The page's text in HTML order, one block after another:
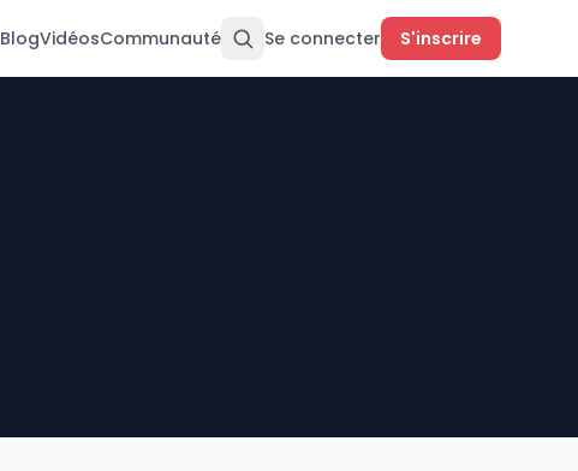
BlogVidéosCommunauté Se connecter S'inscrire